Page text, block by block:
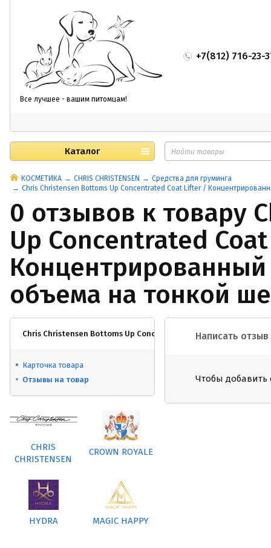
Все лучшее - вашим питомцам!
+7(812) 716-23-
Каталог
КОСМЕТИКА CHRIS CHRISTENSEN
Средства для груминга
Chris Christensen Bottoms Up Concentrated Coat Lifter /
0 отзывов к товару
Up Concentrated
объема на тонкой
Chris Christensen Bottoms Up Concentrated Coat Lifter /
Карточка товара
Отзывы на товар
CHRIS
CHRISTENSEN
CROWN ROYALE
HYDRA MAGIC HAPPY
Написать отзыв
Чтобы добавить